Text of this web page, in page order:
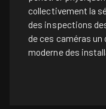
collectivement la
des inspections
de ces caméras
moderne des